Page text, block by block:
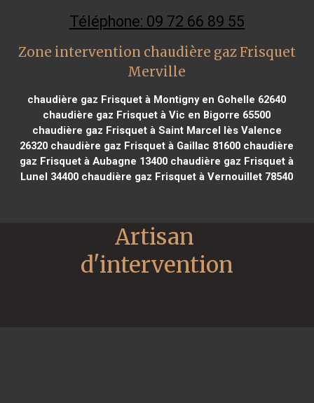
Téléphone: 09 72 66 89 55
Zone intervention chaudière gaz Frisquet
Merville
chaudière gaz Frisquet à Montigny en Gohelle 62640
chaudière gaz Frisquet à Vic en Bigorre 65500
chaudière gaz Frisquet à Saint Marcel lès Valence
26320 chaudière gaz Frisquet à Gaillac 81600 chaudière
gaz Frisquet à Aubagne 13400 chaudière gaz Frisquet à
Lunel 34400 chaudière gaz Frisquet à Vernouillet 78540
Artisan
d'intervention